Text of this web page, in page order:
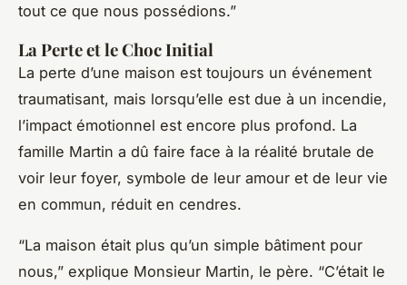
tout ce que nous possédions.”
La Perte et le Choc Initial
La perte d’une maison est toujours un événement
traumatisant, mais lorsqu’elle est due à un incendie,
l’impact émotionnel est encore plus profond. La
famille Martin a dû faire face à la réalité brutale de
voir leur foyer, symbole de leur amour et de leur vie
en commun, réduit en cendres.
“La maison était plus qu’un simple bâtiment pour
nous,” explique Monsieur Martin, le père. “C’était le